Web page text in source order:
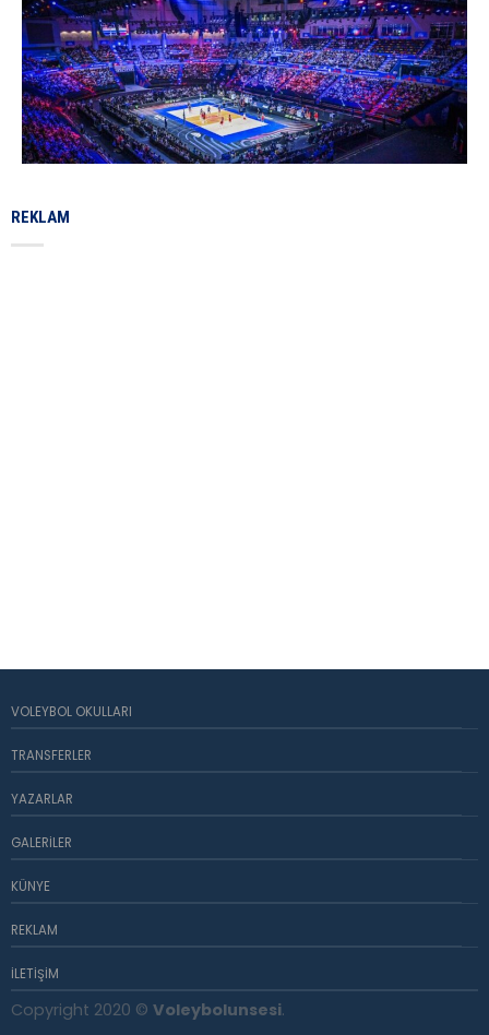
REKLAM
VOLEYBOL OKULLARI
TRANSFERLER
YAZARLAR
GALERILER
KÜNYE
REKLAM
İLETIŞIM
Copyright 2020 © Voleybolunsesi.